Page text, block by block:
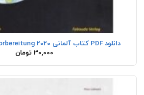
دانلود PDF کتاب آلمانی DSH & Studienvorbereitung 2020
30,000 تومان